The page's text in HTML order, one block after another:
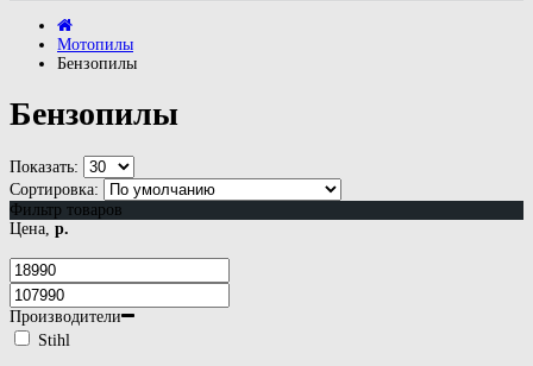
Мотопилы
Бензопилы
Бензопилы
Показать:
Сортировка:
Фильтр товаров
Цена, р.
Производители
Stihl